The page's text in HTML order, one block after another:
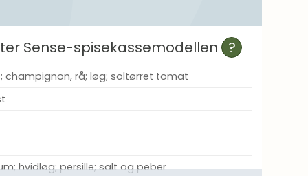
Sense-spisekassemodellen ?
champignon, rå; løg; soltørret tomat
hvidløg; persille; salt og peber